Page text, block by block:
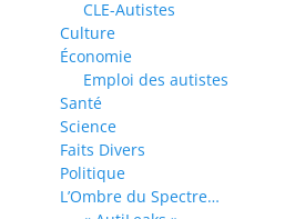
CLE-Autistes
Culture
Économie
Emploi des autistes
Santé
Science
Faits Divers
Politique
L’Ombre du Spectre…